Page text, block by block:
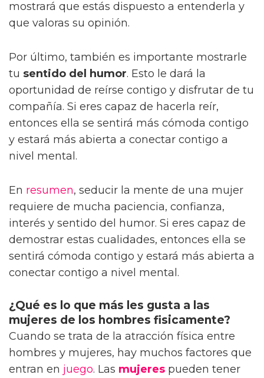
mostrará que estás dispuesto a entenderla y
que valoras su opinión.
Por último, también es importante mostrarle
tu sentido del humor. Esto le dará la
oportunidad de reírse contigo y disfrutar de tu
compañía. Si eres capaz de hacerla reír,
entonces ella se sentirá más cómoda contigo
y estará más abierta a conectar contigo a
nivel mental.
En resumen, seducir la mente de una mujer
requiere de mucha paciencia, confianza,
interés y sentido del humor. Si eres capaz de
demostrar estas cualidades, entonces ella se
sentirá cómoda contigo y estará más abierta a
conectar contigo a nivel mental.
¿Qué es lo que más les gusta a las
mujeres de los hombres fisicamente?
Cuando se trata de la atracción física entre
hombres y mujeres, hay muchos factores que
entran en juego. Las mujeres pueden tener